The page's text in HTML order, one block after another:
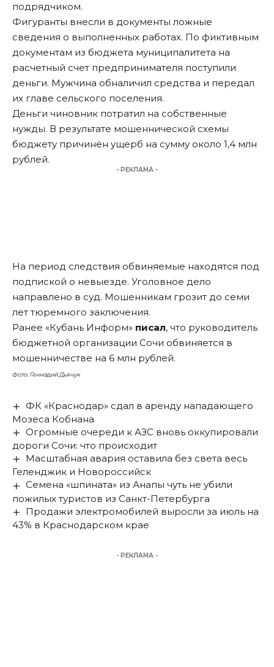
подрядчиком.
Фигуранты внесли в документы ложные
сведения о выполненных работах. По фиктивным
документам из бюджета муниципалитета на
расчетный счет предпринимателя поступили
деньги. Мужчина обналичил средства и передал
их главе сельского поселения.
Деньги чиновник потратил на собственные
нужды. В результате мошеннической схемы
бюджету причинён ущерб на сумму около 1,4 млн
рублей.
- РЕКЛАМА -
На период следствия обвиняемые находятся под
подпиской о невыезде. Уголовное дело
направлено в суд. Мошенникам грозит до семи
лет тюремного заключения.
Ранее «Кубань Информ» писал, что руководитель
бюджетной организации Сочи обвиняется в
мошенничестве на 6 млн рублей.
Фото: Геннадий Дьячук
ФК «Краснодар» сдал в аренду нападающего
Мозеса Кобнана
Огромные очереди к АЗС вновь оккупировали
дороги Сочи: что происходит
Масштабная авария оставила без света весь
Геленджик и Новороссийск
Семена «шпината» из Анапы чуть не убили
пожилых туристов из Санкт-Петербурга
Продажи электромобилей выросли за июль на
43% в Краснодарском крае
- РЕКЛАМА -